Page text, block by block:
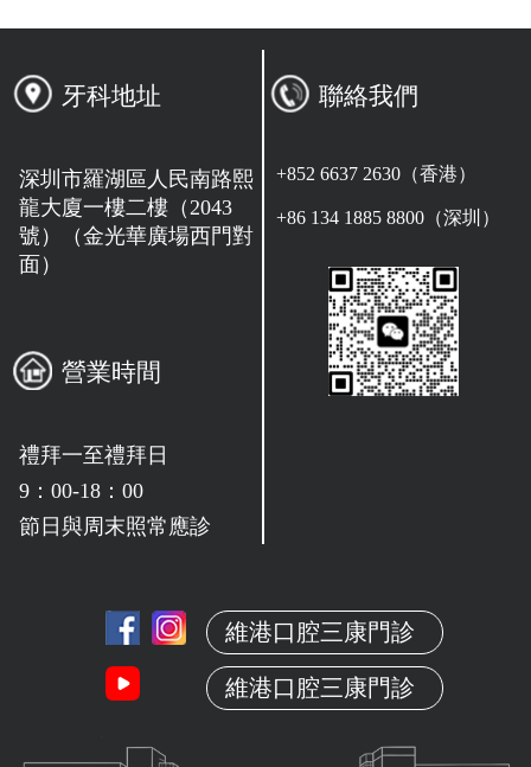
牙科地址
深圳市羅湖區人民南路熙
龍大廈一樓二樓（2043
號）（金光華廣場西門對
面）
營業時間
禮拜一至禮拜日
9：00-18：00
節日與周末照常應診
維港口腔三康門診
維港口腔三康門診
聯絡我們
+852 6637 2630（香港）
+86 134 1885 8800（深圳）